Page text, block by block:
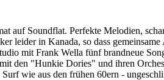
Soundflat. Perfekte Melodien,
leider in Kanada, so dass
mit Frank Wella fünf brandneue
den "Hunkie Dories" und ihren
wie aus den frühen 60ern -